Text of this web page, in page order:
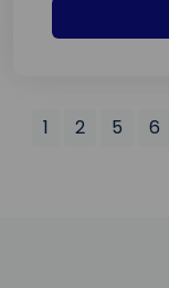
1 2 5 6